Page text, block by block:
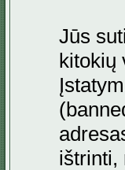
Jūs
kitokių
ištrinti,